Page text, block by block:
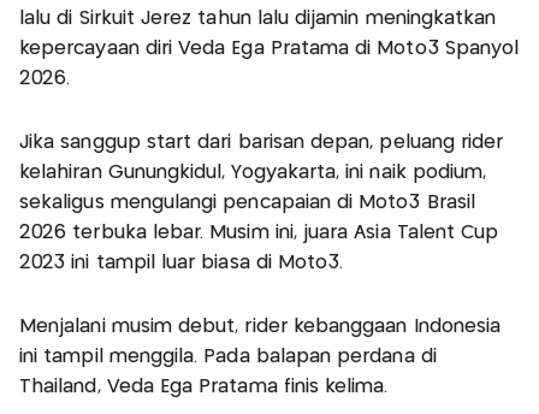
lalu di Sirkuit Jerez tahun lalu dijamin meningkatkan
kepercayaan diri Veda Ega Pratama di Moto3 Spanyol
2026.
Jika sanggup start dari barisan depan, peluang rider
kelahiran Gunungkidul, Yogyakarta, ini naik podium,
sekaligus mengulangi pencapaian di Moto3 Brasil
2026 terbuka lebar. Musim ini, juara Asia Talent Cup
2023 ini tampil luar biasa di Moto3.
Menjalani musim debut, rider kebanggaan Indonesia
ini tampil menggila. Pada balapan perdana di
Thailand, Veda Ega Pratama finis kelima.